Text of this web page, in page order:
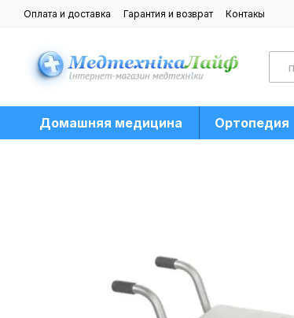
Перейти к основному контенту
Оплата и доставка Гарантия и возврат
Контакы
Домашняя медицина Ортопедия